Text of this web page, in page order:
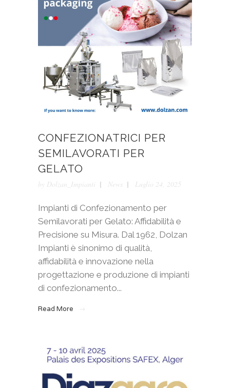
CONFEZIONATRICI PER
SEMILAVORATI PER
GELATO
by Dolzan_Impianti News Luglio 24, 2025
Impianti di Confezionamento per
Semilavorati per Gelato: Affidabilità e
Precisione su Misura. Dal 1962, Dolzan
Impianti è sinonimo di qualità,
affidabilità e innovazione nella
progettazione e produzione di impianti
di confezionamento...
Read More